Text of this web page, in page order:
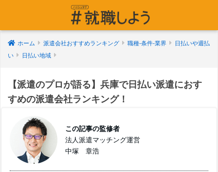
ホーム 派遣会社おすすめランキング 職種-条件-業界
日払いや週払
い
日払い地域
【派遣のプロが語る】兵庫で日払い派遣におす
すめの派遣会社ランキング！
この記事の監修者
法人派遣マッチング運営
中塚 章浩